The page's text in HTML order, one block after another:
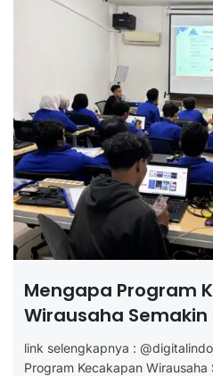
Mengapa Program
Wirausaha
link selengkapnya :
Program Kecakapan